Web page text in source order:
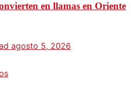
en llamas en Oriente
agosto 5, 2026